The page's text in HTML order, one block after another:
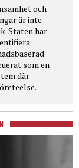
och
är inte
Staten har
som en
där